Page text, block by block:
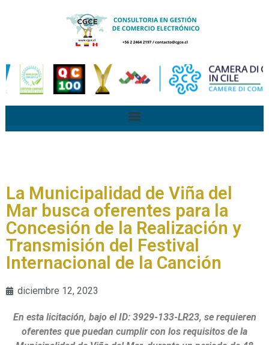
La Municipalidad de Viña del
Mar busca oferentes para la
Concesión de la Realización y
Transmisión del Festival
Internacional de la Canción
diciembre 12, 2023
En esta licitación, bajo el ID: 3929-133-LR23, se requieren
oferentes que puedan cumplir con los requisitos de la